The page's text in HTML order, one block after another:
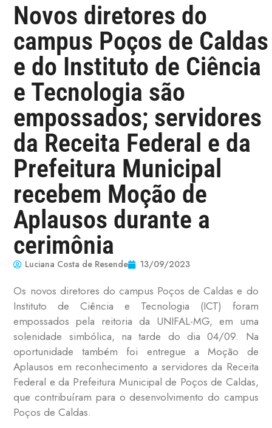
Novos diretores do
campus Poços de Caldas
e do Instituto de Ciência
e Tecnologia são
empossados; servidores
da Receita Federal e da
Prefeitura Municipal
recebem Moção de
Aplausos durante a
cerimônia
Luciana Costa de Resende 13/09/2023
Os novos diretores do campus Poços de Caldas e do
Instituto de Ciência e Tecnologia (ICT) foram
empossados pela reitoria da UNIFAL-MG, em uma
solenidade simbólica, na tarde do dia 04/09. Na
oportunidade também foi entregue a Moção de
Aplausos em reconhecimento a servidores da Receita
Federal e da Prefeitura Municipal de Poços de Caldas,
que contribuíram para o desenvolvimento do campus
Poços de Caldas.